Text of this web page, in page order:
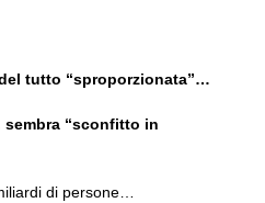
tutto “sproporzionata”…
“sconfitto in
di persone…